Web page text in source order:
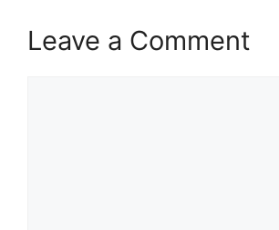
Leave a Comment